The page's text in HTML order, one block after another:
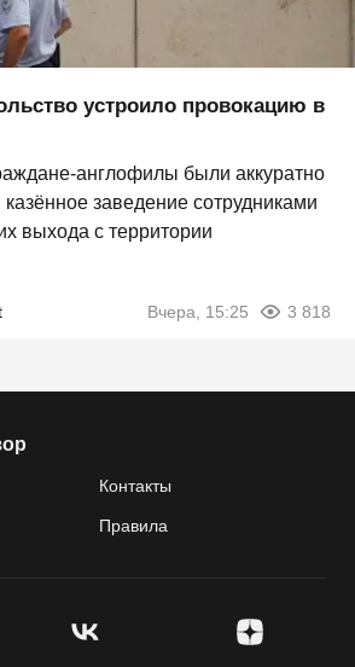
устроило провокацию в
англофилы были аккуратно
заведение сотрудниками
выхода с территории
Вчера, 15:25 3 818
Контакты
Правила